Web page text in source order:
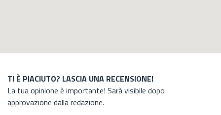
TI È PIACIUTO? LASCIA UNA RECENSIONE!
La tua opinione è importante! Sarà visibile dopo
approvazione dalla redazione.